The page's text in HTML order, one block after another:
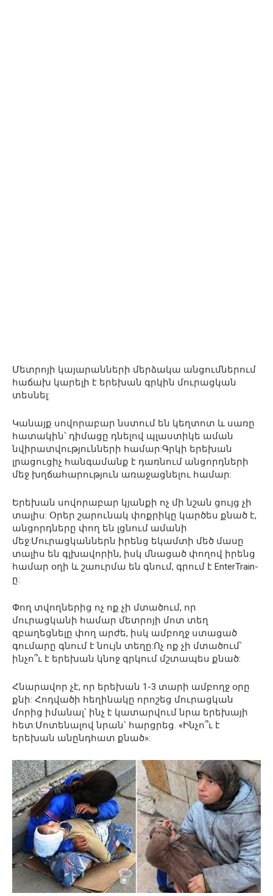
Մետրոյի կայարանների մերձակա անցումներում
հաճախ կարելի է երեխան գրկին մուրացկան
տեսնել:
Կանայք սովորաբար նստում են կեղտոտ և սառը
հատակին՝ դիմացը դնելով պլաստիկե աման
նվիրատվությունների համար:Գրկի երեխան
լրացուցիչ հանգամանք է դառնում անցորդների
մեջ խղճահարություն առաջացնելու համար:
Երեխան սովորաբար կյանքի ոչ մի նշան ցույց չի
տալիս: Օրեր շարունակ փոքրիկը կարծես քնած է,
անցորդները փող են լցնում ամանի
մեջ:Մուրացկաններն իրենց եկամտի մեծ մասը
տալիս են գլխավորին, իսկ մնացած փողով իրենց
համար օղի և շաուրմա են գնում, գրում է EnterTrain-
ը:
Փող տվողներից ոչ ոք չի մտածում, որ
մուրացկանի համար մետրոյի մոտ տեղ
զբաղեցնելը փող արժե, իսկ ամբողջ ստացած
գումարը գնում է նույն տեղը:Ոչ ոք չի մտածում՝
ինչո՞ւ է երեխան կնոջ գրկում մշտապես քնած:
Հնարավոր չէ, որ երեխան 1-3 տարի ամբողջ օրը
քնի: Հոդվածի հեղինակը որոշեց մուրացկան
մորից իմանալ՝ ինչ է կատարվում նրա երեխայի
հետ:Մոտենալով նրան՝ հարցրեց. «Ինչո՞ւ է
երեխան անընդհատ քնած»: